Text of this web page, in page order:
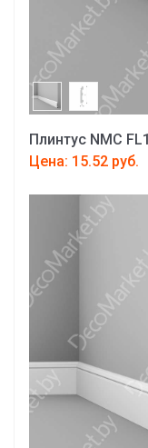
Плинтус NMC FL1
Цена: 15.52 руб.